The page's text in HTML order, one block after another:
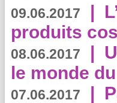
09.06.2017 |
produits
08.06.2017 |
le monde
07.06.2017 |